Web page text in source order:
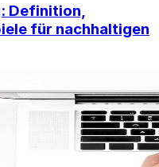
Definition,
für nachhaltigen